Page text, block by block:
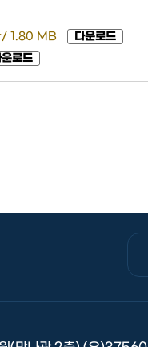
1.80 MB 다운로드
운로드